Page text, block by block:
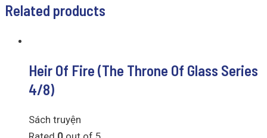
Related products
Heir Of Fire (The Throne Of Glass Series
4/8)
Sách truyện